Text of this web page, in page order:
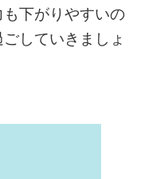
下がりやすいの
していきましょ